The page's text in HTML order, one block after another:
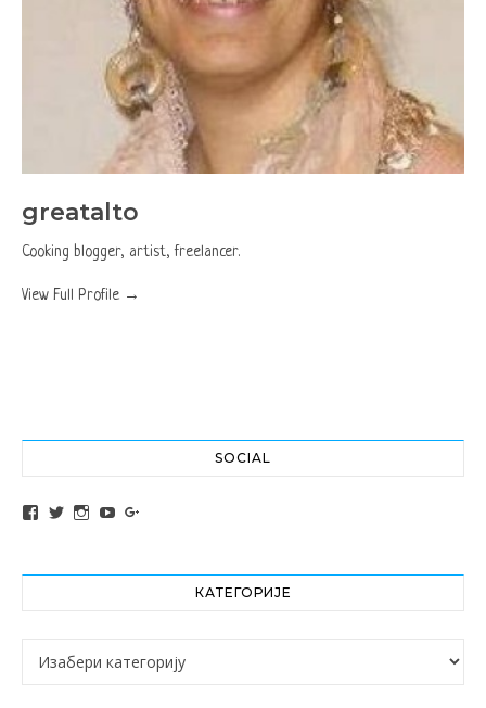
greatalto
Cooking blogger, artist, freelancer.
View Full Profile →
SOCIAL
View altochef’s profile on Facebook
View jovancica73’s profile on Twitter
View jovancica73’s profile on Instagram
View jovancica73’s profile on YouTube
КАТЕГОРИЈЕ
Категорије